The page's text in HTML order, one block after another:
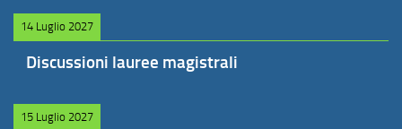
14 Luglio 2027
Discussioni lauree magistrali
15 Luglio 2027